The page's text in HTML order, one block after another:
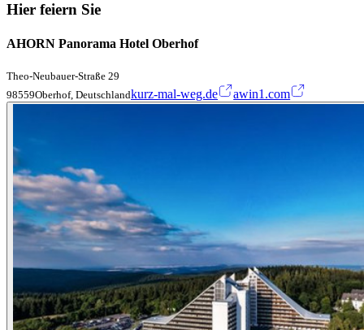
Hier feiern Sie
AHORN Panorama Hotel Oberhof
Theo-Neubauer-Straße 29
98559Oberhof, Deutschlandkurz-mal-weg.de awin1.com